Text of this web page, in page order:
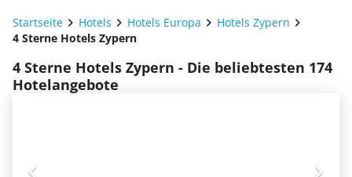
Startseite Hotels Hotels Europa
Hotels Zypern
4 Sterne Hotels Zypern
4 Sterne Hotels Zypern - Die beliebtesten 174
Hotelangebote